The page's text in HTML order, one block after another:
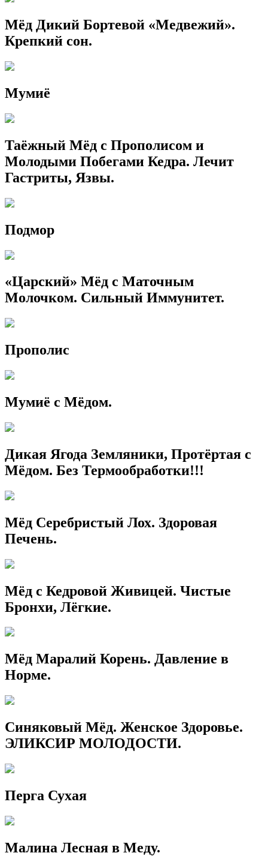
Мёд Дикий Бортевой «Медвежий».
Крепкий сон.
Мумиё
Таёжный Мёд с Прополисом и
Молодыми Побегами Кедра. Лечит
Гастриты, Язвы.
Подмор
«Царский» Мёд с Маточным
Молочком. Сильный Иммунитет.
Прополис
Мумиё с Мёдом.
Дикая Ягода Земляники, Протёртая с
Мёдом. Без Термообработки!!!
Мёд Серебристый Лох. Здоровая
Печень.
Мёд с Кедровой Живицей. Чистые
Бронхи, Лёгкие.
Мёд Маралий Корень. Давление в
Норме.
Синяковый Мёд. Женское Здоровье.
ЭЛИКСИР МОЛОДОСТИ.
Перга Сухая
Малина Лесная в Меду.